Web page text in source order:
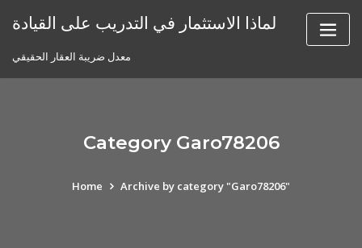
لماذا الاستثمار في التدريب على القيادة
معدل ضريبة العقار الحقيقي
Category Garo78206
Home Archive by category "Garo78206"